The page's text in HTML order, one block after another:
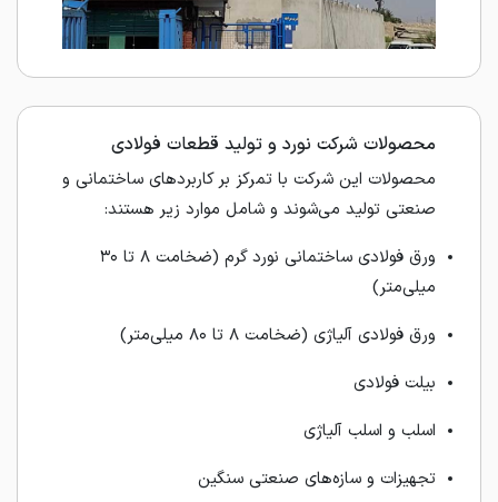
محصولات شرکت نورد و تولید قطعات فولادی
محصولات این شرکت با تمرکز بر کاربردهای ساختمانی و
صنعتی تولید می‌شوند و شامل موارد زیر هستند:
ورق فولادی ساختمانی نورد گرم (ضخامت ۸ تا ۳۰
میلی‌متر)
ورق فولادی آلیاژی (ضخامت ۸ تا ۸۰ میلی‌متر)
بیلت فولادی
اسلب و اسلب آلیاژی
تجهیزات و سازه‌های صنعتی سنگین